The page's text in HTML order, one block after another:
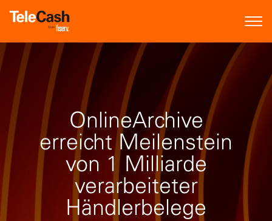
OnlineArchive
erreicht Meilenstein
von 1 Milliarde
verarbeiteter
Händlerbelege